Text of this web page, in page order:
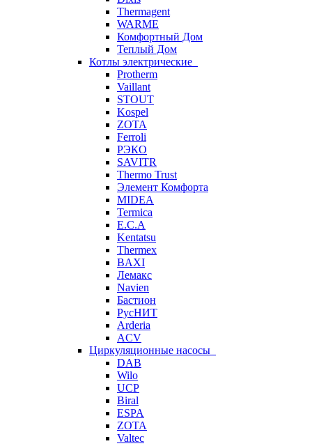
Thermagent
WARME
Комфортный Дом
Теплый Дом
Котлы электрические
Protherm
Vaillant
STOUT
Kospel
ZOTA
Ferroli
РЭКО
SAVITR
Thermo Trust
Элемент Комфорта
MIDEA
Termica
E.C.A
Kentatsu
Thermex
BAXI
Лемакс
Navien
Бастион
РусНИТ
Arderia
ACV
Циркуляционные насосы
DAB
Wilo
UCP
Biral
ESPA
ZOTA
Valtec